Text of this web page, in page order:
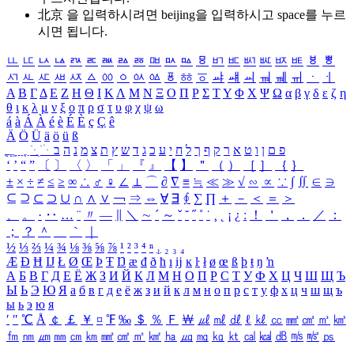
北京 을 입력하시려면 beijing을 입력하시고 space를 누르
시면 됩니다.
ㅥ ㅦ ㅧ ㅨ ㅩ ㅪ ㅫ ㅬ ㅭ ㅮ ㅯ ㅰ ㅱ ㅲ ㅳ ㅴ ㅵ ㅶ ㅷ ㅸ
ㅹ
ㅺ ㅻ ㅼ ㅽ ㅾ ㅿ ㆀ ㆁ ㆂ ㆃ ㆄ ㆅ ㆆ ㆇ ㆈ ㆉ ㆊ ㆋ ㆌ ㆍ
ㆎ
Α Β ΓΔ Ε Ζ Η Θ Ι ΚΛ Μ Ν Ξ Ο Π Ρ Σ ΤΥ Φ Χ Ψ Ω α β γ δ ε ζ η
θ ι κ λ μ ν ξ ο π ρ σ τ υ φ χ ψ ω
á à Á À é è É È ç Ç ê
Ä Ö Ü ä ö ü ß
ִֶֹ ֻּ ׁׂ פ ם ן ו ט א ר ק ף ך ל ח י ע כ ג ד ש ץ ת צ מ נ ה ב
‘ ’ “ ” 〔 〕 〈 〉 「 」 『 』 【 】 ＂ （ ） ［ ］ ｛ ｝
± × ÷ ≠ ≤ ≥ ∞ ∴ ♂ ♀ ∠ ⊥ ⌒ ∂ ∇ ≡ ≒ ≪ ≫ √ ∽ ∝ ∵ ∫ ∬ ∈ ∋
⊆ ⊇ ⊂ ⊃ ∪ ∩ ∧ ∨ ￢ ⇒ ⇔ ∀ ∃ ∮ ∑ ∏ ＋ － ＜ ＝
＞
、
。 · ‥ … ¨ 〃 ― ＼ ∼ ´ ～ ˇ ˘ ˝ ˚ ˙ ¸ ¡ ¿ ː ！ ＇ ， ． ／
：
；
？ ＾ ｀
½ ⅓ ⅔ ¼ ¾ ⅛ ⅜ ⅝ ⅞ ¹ ² ³ ⁴ ⁿ ₁ ₂ ₃ ₄
Æ Ð Ħ Ĳ Ł Ø Œ Þ Ŧ Ŋ æ đ ð ħ ı ĳ ĸ ŀ ł ø œ ß þ ŧ ŋ ŉ
А Б В Г Д Е Ё Ж З И Й К Л М Н О П Р С Т У Ф Х Ц Ч Ш Щ Ъ
Ы Ь Э Ю Я а б в г д е ё ж з и й к л м н о п р с т у ф х ц ч ш щ ъ
ы ь э ю я
′ ″ ℃ Å ￠ ￡ ￥ ¤ ℉ ‰ ＄ ％ Ｆ ￦ ㎕ ㎖ ㎗ ℓ ㎘ ㏄ ㎣ ㎤ ㎥ ㎦
㎙ ㎚ ㎛ ㎜ ㎝ ㎞ ㎟ ㎠ ㎡ ㎢ ㏊ ㎍ ㎎ ㎏ ㏏ ㎈ ㎉ ㏈ ㎧ ㎨ ㎰